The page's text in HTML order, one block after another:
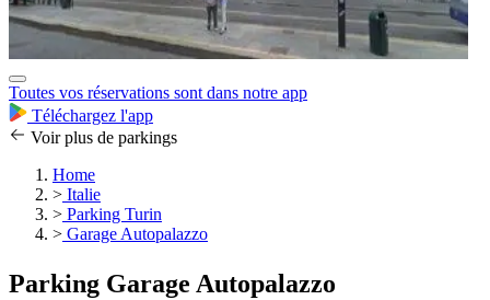
Toutes vos réservations sont dans notre app
Téléchargez l'app
Voir plus de parkings
Home
> Italie
> Parking Turin
> Garage Autopalazzo
Parking Garage Autopalazzo